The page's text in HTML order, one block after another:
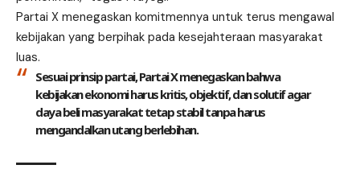
Partai X menegaskan komitmennya untuk terus mengawal
kebijakan yang berpihak pada kesejahteraan masyarakat
luas.
Sesuai prinsip partai, Partai X menegaskan bahwa
kebijakan ekonomi harus kritis, objektif, dan solutif agar
daya beli masyarakat tetap stabil tanpa harus
mengandalkan utang berlebihan.